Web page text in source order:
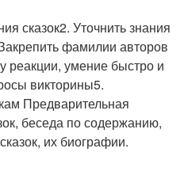
сказок2. Уточнить знания
фамилии авторов
реакции, умение быстро и
викторины5.
Предварительная
беседа по содержанию,
их биографии.